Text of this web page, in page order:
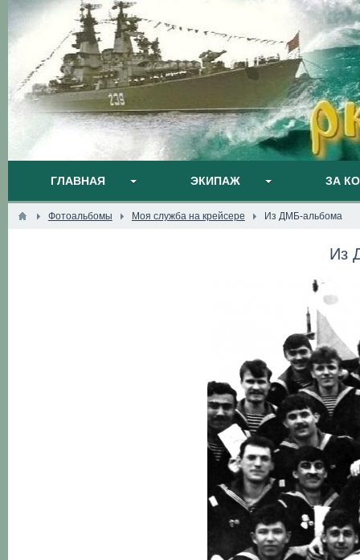
ГЛАВНАЯ ЭКИПАЖ ЗА
Фотоальбомы Моя служба на крейсере Из ДМБ-альбома
Из